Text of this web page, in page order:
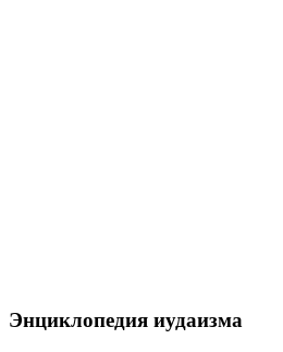
Энциклопедия иудаизма